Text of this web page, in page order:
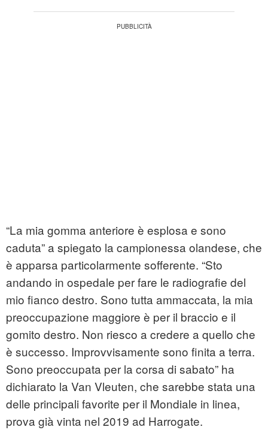
“La mia gomma anteriore è esplosa e sono
caduta” a spiegato la campionessa olandese, che
è apparsa particolarmente sofferente. “Sto
andando in ospedale per fare le radiografie del
mio fianco destro. Sono tutta ammaccata, la mia
preoccupazione maggiore è per il braccio e il
gomito destro. Non riesco a credere a quello che
è successo. Improvvisamente sono finita a terra.
Sono preoccupata per la corsa di sabato” ha
dichiarato la Van Vleuten, che sarebbe stata una
delle principali favorite per il Mondiale in linea,
prova già vinta nel 2019 ad Harrogate.